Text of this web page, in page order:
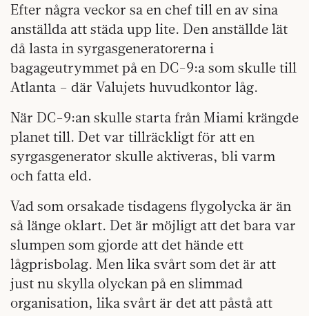
Efter några veckor sa en chef till en av sina
anställda att städa upp lite. Den anställde lät
då lasta in syrgasgeneratorerna i
bagageutrymmet på en DC-9:a som skulle till
Atlanta – där Valujets huvudkontor låg.
När DC-9:an skulle starta från Miami krängde
planet till. Det var tillräckligt för att en
syrgasgenerator skulle aktiveras, bli varm
och fatta eld.
Vad som orsakade tisdagens flygolycka är än
så länge oklart. Det är möjligt att det bara var
slumpen som gjorde att det hände ett
lågprisbolag. Men lika svårt som det är att
just nu skylla olyckan på en slimmad
organisation, lika svårt är det att påstå att